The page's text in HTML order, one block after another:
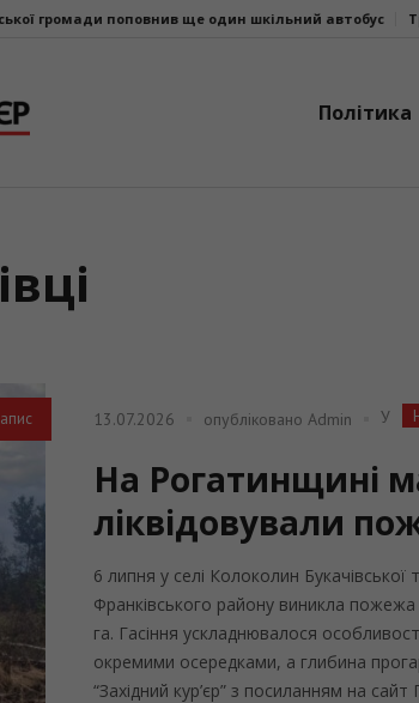
ще один шкільний автобус Три сучасні зарядні
Політика
13.07.2026 опубліковано Admin У
На Рогатинщині
ліквідовували
6 липня у селі Колоколин Букачівської
Франківського району виникла
га. Гасіння ускладнювалося
окремими осередками, а глибина
“Західний кур’єр” з посиланням на